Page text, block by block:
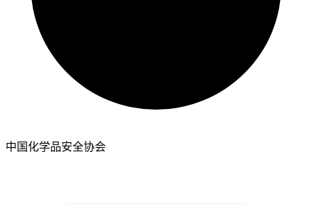
中国化学品安全协会